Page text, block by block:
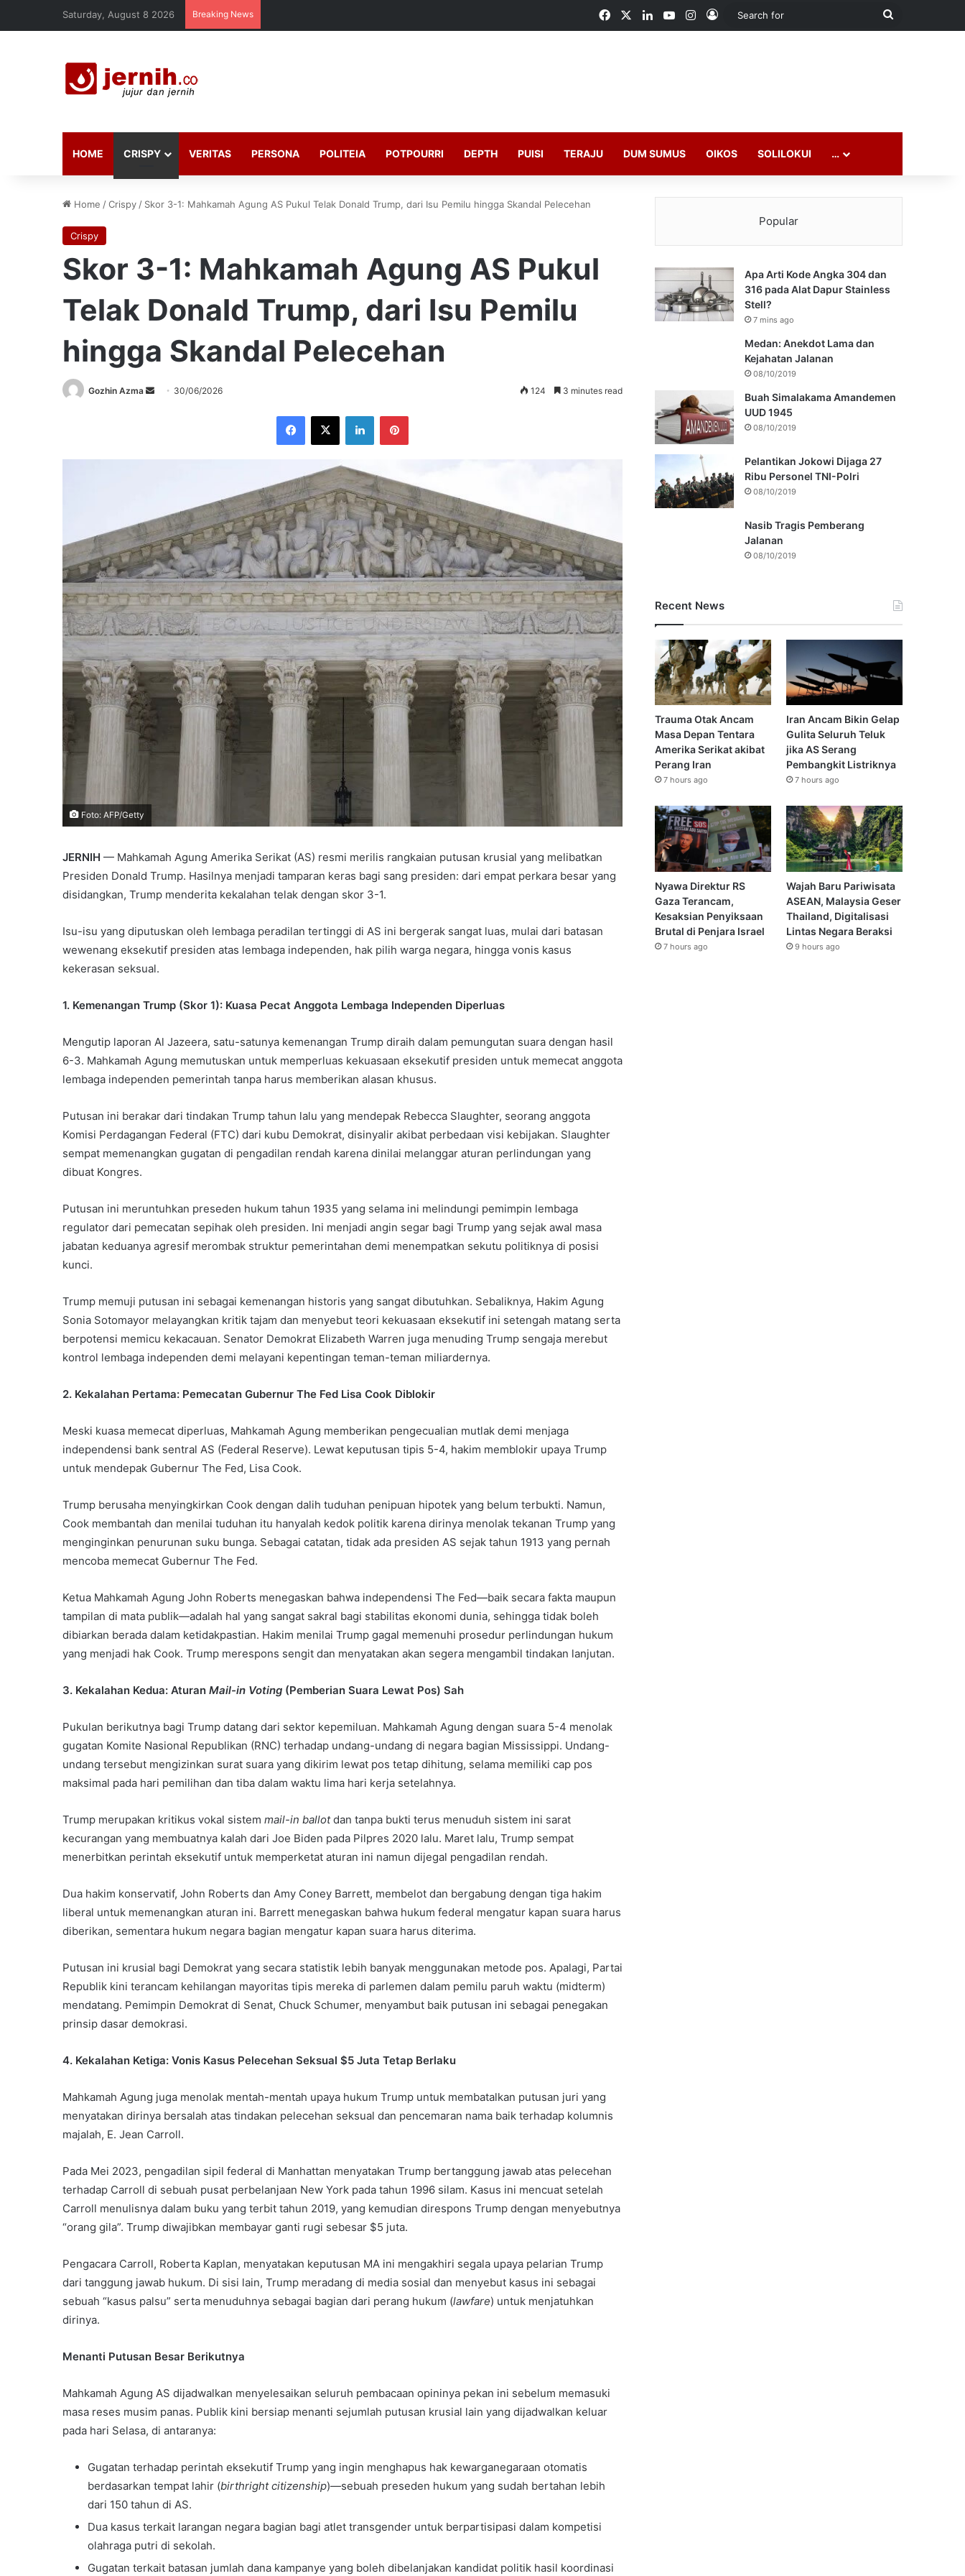
Saturday, August 8 2026 Breaking News FacebookLinkedInYouTubeInstagram
Log In
Search
HOME CRISPY VERITAS PERSONA POLITEIA POTPOURRI DEPTH PUISI TERAJU DUM SUMUS OIKOS SOLILOKUI …
Home /Crispy / Skor 3-1: Mahkamah Agung AS Pukul Telak Donald Trump, dari Isu Pemilu hingga Skandal Pelecehan
Crispy
Skor 3-1: Mahkamah Agung AS Pukul
Telak Donald Trump, dari Isu Pemilu
hingga Skandal Pelecehan
Gozhin Azma
Send 30/06/2026 124 3 minutes read
Facebook
X LinkedInPinterest
Foto: AFP/Getty
JERNIH — Mahkamah Agung Amerika Serikat (AS) resmi merilis rangkaian putusan krusial yang melibatkan
Presiden Donald Trump. Hasilnya menjadi tamparan keras bagi sang presiden: dari empat perkara besar yang
disidangkan, Trump menderita kekalahan telak dengan skor 3-1.
Isu-isu yang diputuskan oleh lembaga peradilan tertinggi di AS ini bergerak sangat luas, mulai dari batasan
wewenang eksekutif presiden atas lembaga independen, hak pilih warga negara, hingga vonis kasus
kekerasan seksual.
1. Kemenangan Trump (Skor 1): Kuasa Pecat Anggota Lembaga Independen Diperluas
Mengutip laporan Al Jazeera, satu-satunya kemenangan Trump diraih dalam pemungutan suara dengan hasil
6-3. Mahkamah Agung memutuskan untuk memperluas kekuasaan eksekutif presiden untuk memecat anggota
lembaga independen pemerintah tanpa harus memberikan alasan khusus.
Putusan ini berakar dari tindakan Trump tahun lalu yang mendepak Rebecca Slaughter, seorang anggota
Komisi Perdagangan Federal (FTC) dari kubu Demokrat, disinyalir akibat perbedaan visi kebijakan. Slaughter
sempat memenangkan gugatan di pengadilan rendah karena dinilai melanggar aturan perlindungan yang
dibuat Kongres.
Putusan ini meruntuhkan preseden hukum tahun 1935 yang selama ini melindungi pemimpin lembaga
regulator dari pemecatan sepihak oleh presiden. Ini menjadi angin segar bagi Trump yang sejak awal masa
jabatan keduanya agresif merombak struktur pemerintahan demi menempatkan sekutu politiknya di posisi
kunci.
Trump memuji putusan ini sebagai kemenangan historis yang sangat dibutuhkan. Sebaliknya, Hakim Agung
Sonia Sotomayor melayangkan kritik tajam dan menyebut teori kekuasaan eksekutif ini setengah matang serta
berpotensi memicu kekacauan. Senator Demokrat Elizabeth Warren juga menuding Trump sengaja merebut
kontrol lembaga independen demi melayani kepentingan teman-teman miliardernya.
2. Kekalahan Pertama: Pemecatan Gubernur The Fed Lisa Cook Diblokir
Meski kuasa memecat diperluas, Mahkamah Agung memberikan pengecualian mutlak demi menjaga
independensi bank sentral AS (Federal Reserve). Lewat keputusan tipis 5-4, hakim memblokir upaya Trump
untuk mendepak Gubernur The Fed, Lisa Cook.
Trump berusaha menyingkirkan Cook dengan dalih tuduhan penipuan hipotek yang belum terbukti. Namun,
Cook membantah dan menilai tuduhan itu hanyalah kedok politik karena dirinya menolak tekanan Trump yang
menginginkan penurunan suku bunga. Sebagai catatan, tidak ada presiden AS sejak tahun 1913 yang pernah
mencoba memecat Gubernur The Fed.
Ketua Mahkamah Agung John Roberts menegaskan bahwa independensi The Fed—baik secara fakta maupun
tampilan di mata publik—adalah hal yang sangat sakral bagi stabilitas ekonomi dunia, sehingga tidak boleh
dibiarkan berada dalam ketidakpastian. Hakim menilai Trump gagal memenuhi prosedur perlindungan hukum
yang menjadi hak Cook. Trump merespons sengit dan menyatakan akan segera mengambil tindakan lanjutan.
3. Kekalahan Kedua: Aturan Mail-in Voting (Pemberian Suara Lewat Pos) Sah
Pukulan berikutnya bagi Trump datang dari sektor kepemiluan. Mahkamah Agung dengan suara 5-4 menolak
gugatan Komite Nasional Republikan (RNC) terhadap undang-undang di negara bagian Mississippi. Undang-
undang tersebut mengizinkan surat suara yang dikirim lewat pos tetap dihitung, selama memiliki cap pos
maksimal pada hari pemilihan dan tiba dalam waktu lima hari kerja setelahnya.
Trump merupakan kritikus vokal sistem mail-in ballotdan tanpa bukti terus menuduh sistem ini sarat
kecurangan yang membuatnya kalah dari Joe Biden pada Pilpres 2020 lalu. Maret lalu, Trump sempat
menerbitkan perintah eksekutif untuk memperketat aturan ini namun dijegal pengadilan rendah.
Dua hakim konservatif, John Roberts dan Amy Coney Barrett, membelot dan bergabung dengan tiga hakim
liberal untuk memenangkan aturan ini. Barrett menegaskan bahwa hukum federal mengatur kapan suara harus
diberikan, sementara hukum negara bagian mengatur kapan suara harus diterima.
Putusan ini krusial bagi Demokrat yang secara statistik lebih banyak menggunakan metode pos. Apalagi, Partai
Republik kini terancam kehilangan mayoritas tipis mereka di parlemen dalam pemilu paruh waktu (midterm)
mendatang. Pemimpin Demokrat di Senat, Chuck Schumer, menyambut baik putusan ini sebagai penegakan
prinsip dasar demokrasi.
4. Kekalahan Ketiga: Vonis Kasus Pelecehan Seksual $5 Juta Tetap Berlaku
Mahkamah Agung juga menolak mentah-mentah upaya hukum Trump untuk membatalkan putusan juri yang
menyatakan dirinya bersalah atas tindakan pelecehan seksual dan pencemaran nama baik terhadap kolumnis
majalah, E. Jean Carroll.
Pada Mei 2023, pengadilan sipil federal di Manhattan menyatakan Trump bertanggung jawab atas pelecehan
terhadap Carroll di sebuah pusat perbelanjaan New York pada tahun 1996 silam. Kasus ini mencuat setelah
Carroll menulisnya dalam buku yang terbit tahun 2019, yang kemudian direspons Trump dengan menyebutnya
“orang gila”. Trump diwajibkan membayar ganti rugi sebesar $5 juta.
Pengacara Carroll, Roberta Kaplan, menyatakan keputusan MA ini mengakhiri segala upaya pelarian Trump
dari tanggung jawab hukum. Di sisi lain, Trump meradang di media sosial dan menyebut kasus ini sebagai
sebuah “kasus palsu” serta menuduhnya sebagai bagian dari perang hukum (lawfare) untuk menjatuhkan
dirinya.
Menanti Putusan Besar Berikutnya
Mahkamah Agung AS dijadwalkan menyelesaikan seluruh pembacaan opininya pekan ini sebelum memasuki
masa reses musim panas. Publik kini bersiap menanti sejumlah putusan krusial lain yang dijadwalkan keluar
pada hari Selasa, di antaranya:
Gugatan terhadap perintah eksekutif Trump yang ingin menghapus hak kewarganegaraan otomatis
berdasarkan tempat lahir (birthright citizenship)—sebuah preseden hukum yang sudah bertahan lebih
dari 150 tahun di AS.
Dua kasus terkait larangan negara bagian bagi atlet transgender untuk berpartisipasi dalam kompetisi
olahraga putri di sekolah.
Gugatan terkait batasan jumlah dana kampanye yang boleh dibelanjakan kandidat politik hasil koordinasi
Popular
Apa Arti Kode Angka 304 dan
316 pada Alat Dapur Stainless
Stell?
7 mins ago
Medan: Anekdot Lama dan
Kejahatan Jalanan
08/10/2019
Buah Simalakama Amandemen
UUD 1945
08/10/2019
Pelantikan Jokowi Dijaga 27
Ribu Personel TNI-Polri
08/10/2019
Nasib Tragis Pemberang
Jalanan
08/10/2019
Recent News
Trauma Otak Ancam
Masa Depan Tentara
Amerika Serikat akibat
Perang Iran
7 hours ago
Iran Ancam Bikin Gelap
Gulita Seluruh Teluk
jika AS Serang
Pembangkit Listriknya
7 hours ago
Nyawa Direktur RS
Gaza Terancam,
Kesaksian Penyiksaan
Brutal di Penjara Israel
7 hours ago
Wajah Baru Pariwisata
ASEAN, Malaysia Geser
Thailand, Digitalisasi
Lintas Negara Beraksi
9 hours ago